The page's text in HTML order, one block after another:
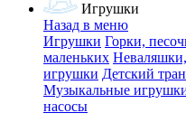
Игрушки
Назад в меню
Игрушки Горки,
маленьких
игрушки Детский
Музыкальные
насосы